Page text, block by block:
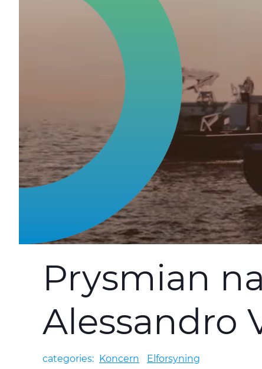
Prysmian
Alessandro
categories: Koncern Elforsyning